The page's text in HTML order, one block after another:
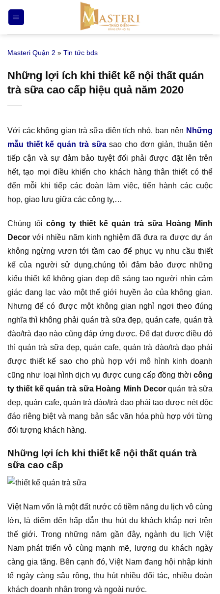
qua
nội
Masteri Quận 2 » Tin tức bds
Những lợi ích khi thiết kế nội thất quán
trà sữa cao cấp hiệu quả năm 2020
Với các không gian trà sữa diện tích nhỏ, bạn nên Những
mẫu thiết kế quán trà sữasao cho đơn giản, thuận tiện
tiếp cận và sự đảm bảo tuyệt đối phải được đặt lên trên
hết, tạo mọi điều khiến cho khách hàng thân thiết có thể
đến mỗi khi tiếp các đoàn làm việc, tiến hành các cuộc
họp, giao lưu giữa các công ty,…
Chúng tôicông ty thiết kế quán trà sữa Hoàng Minh
Decor với nhiều năm kinh nghiệm đã đưa ra được dự án
không ngừng vươn tới tầm cao để phục vụ nhu cầu thiết
kế của người sử dụng,chúng tôi đảm bảo được những
kiểu thiết kế không gian đẹp đẽ sáng tạo người nhìn cảm
giác đang lạc vào một thế giới huyền ảo của không gian.
Nhưng để có được một không gian nghỉ ngơi theo đúng
nghĩa thì không phải quán trà sữa đẹp, quán cafe, quán trà
đào/trà đạo nào cũng đáp ứng được. Để đạt được điều đó
thì quán trà sữa đẹp, quán cafe, quán trà đào/trà đạo phải
được thiết kế sao cho phù hợp với mô hình kinh doanh
cũng như loại hình dịch vụ được cung cấp đồng thời công
ty thiết kế quán trà sữa Hoàng Minh Decorquán trà sữa
đẹp, quán cafe, quán trà đào/trà đạo phải tạo được nét độc
đáo riêng biệt và mang bản sắc văn hóa phù hợp với từng
đối tượng khách hàng.
Những lợi ích khi thiết kế nội thất quán trà
sữa cao cấp
Việt Nam vốn là một đất nước có tiềm năng du lịch vô cùng
lớn, là điểm đến hấp dẫn thu hút du khách khắp nơi trên
thế giới. Trong những năm gần đây, ngành du lịch Việt
Nam phát triển vô cùng mạnh mẽ, lượng du khách ngày
càng gia tăng. Bên cạnh đó, Việt Nam đang hội nhập kinh
tế ngày càng sâu rộng, thu hút nhiều đối tác, nhiều đoàn
khách doanh nhân trong và ngoài nước.